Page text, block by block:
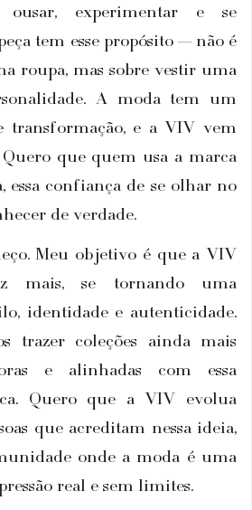
experimentar e se
tem esse propósito — não é
roupa, mas sobre vestir uma
A moda tem um
transformação, e a VIV vem
que quem usa a marca
essa confiança de se olhar no
de verdade.
Meu objetivo é que a VIV
mais, se tornando uma
identidade e autenticidade.
trazer coleções ainda mais
e alinhadas com essa
Quero que a VIV evolua
que acreditam nessa ideia,
onde a moda é uma
real e sem limites.